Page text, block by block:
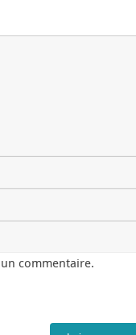
commentaire.